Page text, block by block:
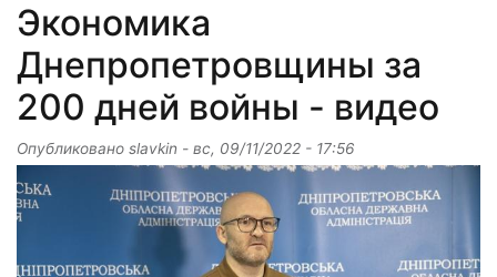
Экономика
Днепропетровщины за
200 дней войны - видео
Опубликовано slavkin - вс, 09/11/2022 - 17:56